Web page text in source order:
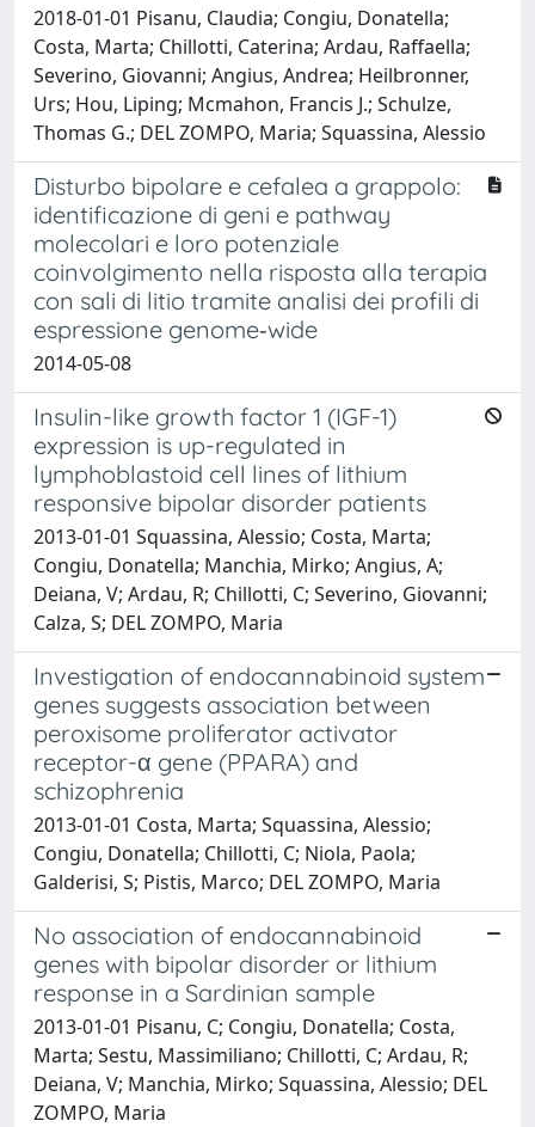
2018-01-01 Pisanu, Claudia; Congiu, Donatella;
Costa, Marta; Chillotti, Caterina; Ardau, Raffaella;
Severino, Giovanni; Angius, Andrea; Heilbronner,
Urs; Hou, Liping; Mcmahon, Francis J.; Schulze,
Thomas G.; DEL ZOMPO, Maria; Squassina, Alessio
Disturbo bipolare e cefalea a grappolo:
identificazione di geni e pathway
molecolari e loro potenziale
coinvolgimento nella risposta alla terapia
con sali di litio tramite analisi dei profili di
espressione genome‑wide
2014-05-08
Insulin-like growth factor 1 (IGF-1)
expression is up-regulated in
lymphoblastoid cell lines of lithium
responsive bipolar disorder patients
2013-01-01 Squassina, Alessio; Costa, Marta;
Congiu, Donatella; Manchia, Mirko; Angius, A;
Deiana, V; Ardau, R; Chillotti, C; Severino, Giovanni;
Calza, S; DEL ZOMPO, Maria
Investigation of endocannabinoid system
genes suggests association between
peroxisome proliferator activator
receptor-α gene (PPARA) and
schizophrenia
2013-01-01 Costa, Marta; Squassina, Alessio;
Congiu, Donatella; Chillotti, C; Niola, Paola;
Galderisi, S; Pistis, Marco; DEL ZOMPO, Maria
No association of endocannabinoid
genes with bipolar disorder or lithium
response in a Sardinian sample
2013-01-01 Pisanu, C; Congiu, Donatella; Costa,
Marta; Sestu, Massimiliano; Chillotti, C; Ardau, R;
Deiana, V; Manchia, Mirko; Squassina, Alessio; DEL
ZOMPO, Maria